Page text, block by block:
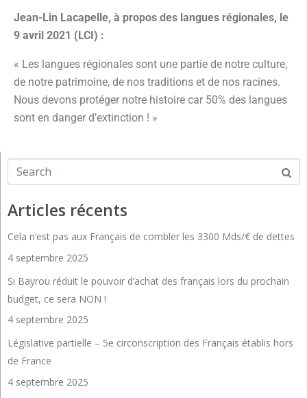
Jean-Lin Lacapelle, à propos des langues régionales, le
9 avril 2021 (LCI) :
« Les langues régionales sont une partie de notre culture,
de notre patrimoine, de nos traditions et de nos racines.
Nous devons protéger notre histoire car 50% des langues
sont en danger d’extinction ! »
Articles récents
Cela n’est pas aux Français de combler les 3300 Mds/€ de dettes
4 septembre 2025
Si Bayrou réduit le pouvoir d’achat des français lors du prochain
budget, ce sera NON !
4 septembre 2025
Législative partielle – 5e circonscription des Français établis hors
de France
4 septembre 2025